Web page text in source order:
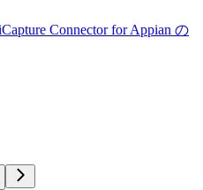
Connector for Appian の